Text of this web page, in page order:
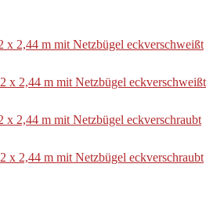
x 2,44 m mit Netzbügel eckverschweißt
x 2,44 m mit Netzbügel eckverschweißt
2,44 m mit Netzbügel eckverschraubt
x 2,44 m mit Netzbügel eckverschraubt